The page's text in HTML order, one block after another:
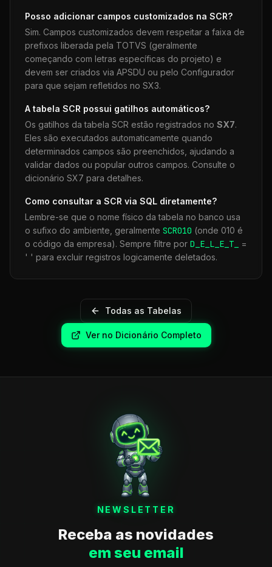
Posso adicionar campos customizados na SCR?
Sim. Campos customizados devem respeitar a faixa de
prefixos liberada pela TOTVS (geralmente
começando com letras específicas do projeto) e
devem ser criados via APSDU ou pelo Configurador
para que sejam refletidos no SX3.
A tabela SCR possui gatilhos automáticos?
Os gatilhos da tabela SCR estão registrados no SX7.
Eles são executados automaticamente quando
determinados campos são preenchidos, ajudando a
validar dados ou popular outros campos. Consulte o
dicionário SX7 para detalhes.
Como consultar a SCR via SQL diretamente?
Lembre-se que o nome físico da tabela no banco usa
o sufixo do ambiente, geralmente SCR010 (onde 010 é
o código da empresa). Sempre filtre por D_E_L_E_T_
=
' ' para excluir registros logicamente deletados.
Todas as Tabelas
Ver no Dicionário Completo
NEWSLETTER
Receba as novidades
em seu email